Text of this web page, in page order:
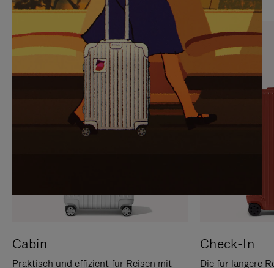
SIE,
UM
ANZUHALTEN
AUFHEBEN
DER
STUMMSCHALTUNG
Cabin
Praktisch und effizient für Reisen mit
Check-In
Die für längere